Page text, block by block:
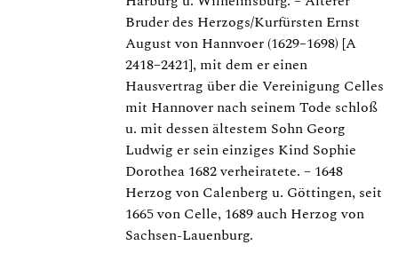
Bruder des Herzogs/Kurfürsten Ernst
August von Hannvoer (1629–1698) [A
2418–2421], mit dem er einen
Hausvertrag über die Vereinigung Celles
mit Hannover nach seinem Tode schloß
u. mit dessen ältestem Sohn Georg
Ludwig er sein einziges Kind Sophie
Dorothea 1682 verheiratete. – 1648
Herzog von Calenberg u. Göttingen, seit
1665 von Celle, 1689 auch Herzog von
Sachsen-Lauenburg.